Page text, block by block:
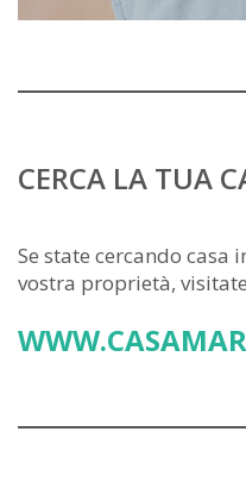
CERCA LA TUA
Se state cercando casa
vostra proprietà,